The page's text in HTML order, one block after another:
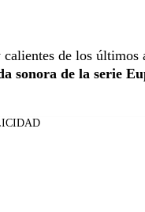
de los
sonora de la serie